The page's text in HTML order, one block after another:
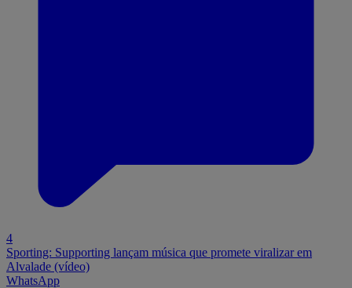
4
Sporting: Supporting lançam música que promete viralizar em
Alvalade (vídeo)
WhatsApp